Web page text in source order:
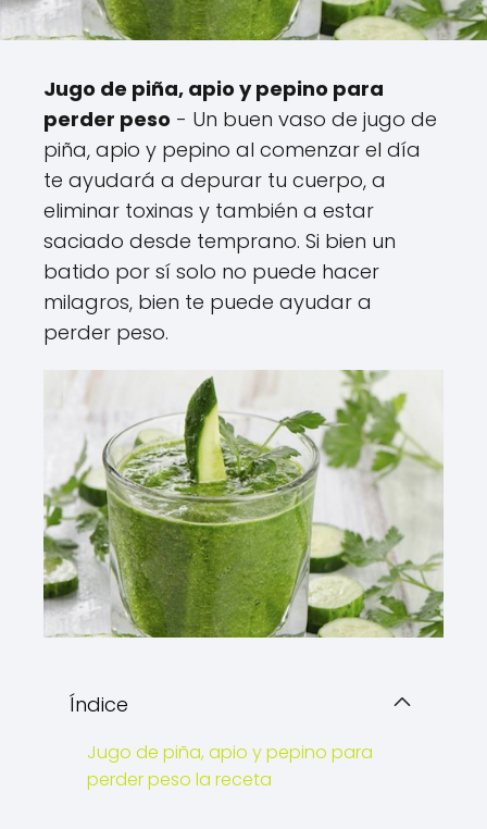
Jugo de piña, apio y pepino para
perder peso - Un buen vaso de jugo de
piña, apio y pepino al comenzar el día
te ayudará a depurar tu cuerpo, a
eliminar toxinas y también a estar
saciado desde temprano. Si bien un
batido por sí solo no puede hacer
milagros, bien te puede ayudar a
perder peso.
Índice
Jugo de piña, apio y pepino para
perder peso la receta